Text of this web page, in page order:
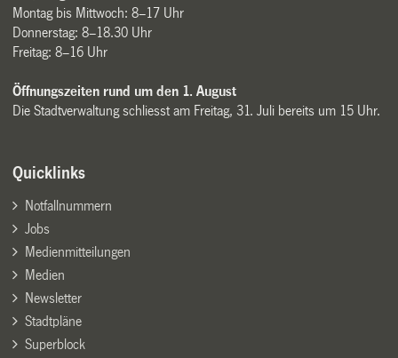
Montag bis Mittwoch: 8–17 Uhr
Donnerstag: 8–18.30 Uhr
Freitag: 8–16 Uhr
Öffnungszeiten rund um den 1. August
Die Stadtverwaltung schliesst am Freitag, 31. Juli bereits um 15 Uhr.
Quicklinks
Notfallnummern
Jobs
Medienmitteilungen
Medien
Newsletter
Stadtpläne
Superblock